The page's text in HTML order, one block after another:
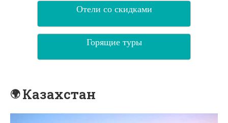
Отели со скидками
Горящие туры
Казахстан